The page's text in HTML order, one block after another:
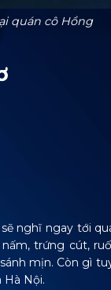
quán cô Hồng
nghĩ ngay tới
trứng cút,
mịn. Còn gì
Nội.